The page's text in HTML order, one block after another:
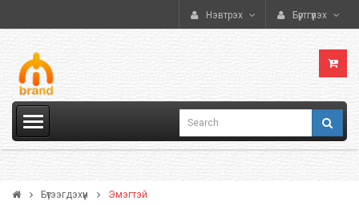
Нэвтрэх Бүртгүүлэх
Бүтээгдэхүүн Эмэгтэй